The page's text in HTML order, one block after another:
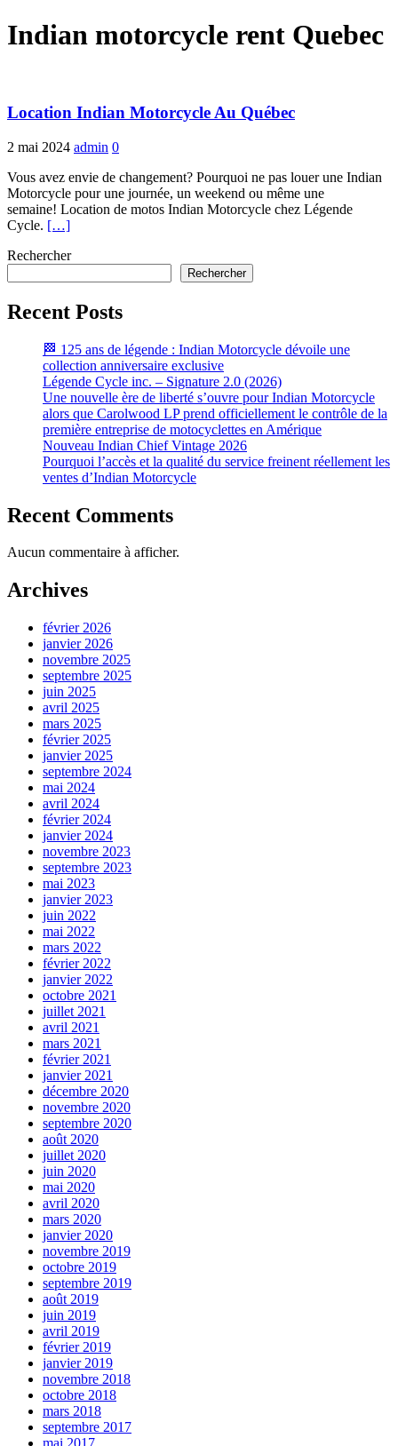
Indian motorcycle rent Quebec
Location Indian Motorcycle Au Québec
2 mai 2024 admin 0
Vous avez envie de changement? Pourquoi ne pas louer une Indian
Motorcycle pour une journée, un weekend ou même une
semaine! Location de motos Indian Motorcycle chez Légende
Cycle. […]
Rechercher
Rechercher
Recent Posts
🏁 125 ans de légende : Indian Motorcycle dévoile une
collection anniversaire exclusive
Légende Cycle inc. – Signature 2.0 (2026)
Une nouvelle ère de liberté s’ouvre pour Indian Motorcycle
alors que Carolwood LP prend officiellement le contrôle de la
première entreprise de motocyclettes en Amérique
Nouveau Indian Chief Vintage 2026
Pourquoi l’accès et la qualité du service freinent réellement les
ventes d’Indian Motorcycle
Recent Comments
Aucun commentaire à afficher.
Archives
février 2026
janvier 2026
novembre 2025
septembre 2025
juin 2025
avril 2025
mars 2025
février 2025
janvier 2025
septembre 2024
mai 2024
avril 2024
février 2024
janvier 2024
novembre 2023
septembre 2023
mai 2023
janvier 2023
juin 2022
mai 2022
mars 2022
février 2022
janvier 2022
octobre 2021
juillet 2021
avril 2021
mars 2021
février 2021
janvier 2021
décembre 2020
novembre 2020
septembre 2020
août 2020
juillet 2020
juin 2020
mai 2020
avril 2020
mars 2020
janvier 2020
novembre 2019
octobre 2019
septembre 2019
août 2019
juin 2019
avril 2019
février 2019
janvier 2019
novembre 2018
octobre 2018
mars 2018
septembre 2017